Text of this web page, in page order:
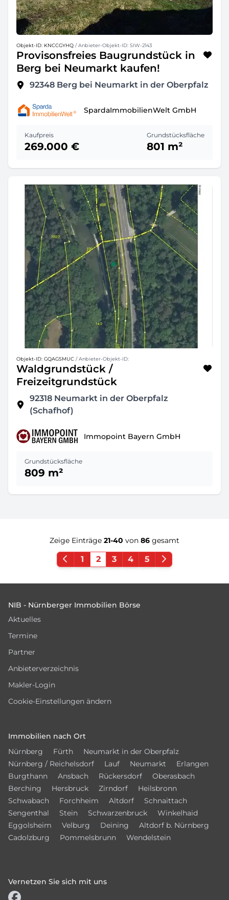
Objekt-ID: KNCCGYHQ / Anbieter-Objekt-ID: SIW-2143
Provisonsfreies Baugrundstück in
Berg bei Neumarkt kaufen!
92348 Berg bei Neumarkt in der Oberpfalz
SpardaImmobilienWelt GmbH
Kaufpreis
269.000 €
Grundstücksfläche
801 m²
Objekt-ID: GQAGSMUC / Anbieter-Objekt-ID:
Waldgrundstück /
Freizeitgrundstück
92318 Neumarkt in der Oberpfalz
(Schafhof)
Immopoint Bayern GmbH
Grundstücksfläche
809 m²
Zeige Einträge 21-40 von 86 gesamt
1 2 3 4 5
NIB - Nürnberger Immobilien Börse
Aktuelles
Termine
Partner
Anbieterverzeichnis
Makler-Login
Cookie-Einstellungen ändern
Immobilien nach Ort
Nürnberg
Fürth
Neumarkt in der Oberpfalz
Nürnberg / Reichelsdorf
Lauf Neumarkt
Erlangen
Burgthann
Ansbach Rückersdorf
Oberasbach
Berching
Hersbruck Zirndorf
Heilsbronn
Schwabach
Forchheim Altdorf
Schnaittach
Sengenthal
Stein Schwarzenbruck
Winkelhaid
Eggolsheim
Velburg Deining
Altdorf b. Nürnberg
Cadolzburg
Pommelsbrunn Wendelstein
Vernetzen Sie sich mit uns